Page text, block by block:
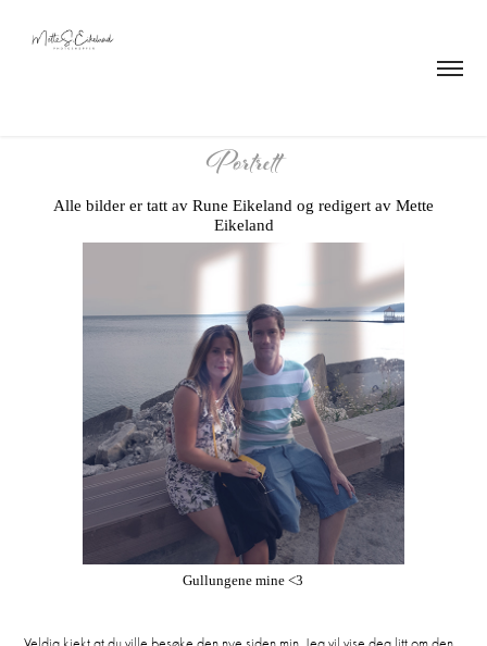
Portrett
Alle bilder er tatt av Rune Eikeland og redigert av Mette
Eikeland
Gullungene mine <3